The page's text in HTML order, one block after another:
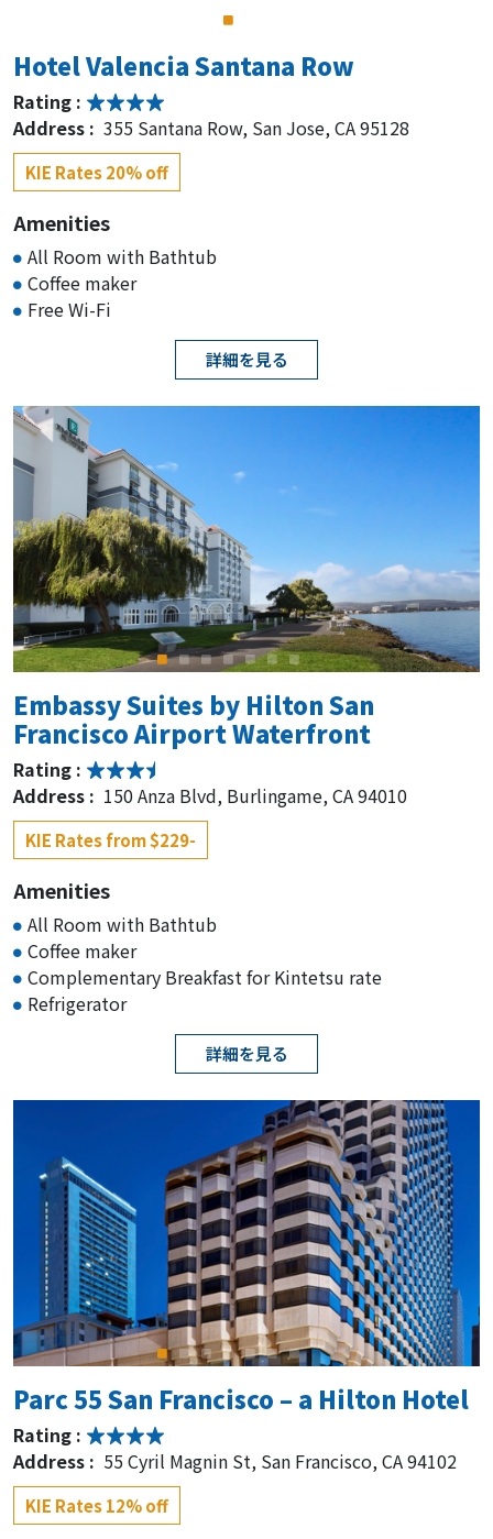
Hotel Valencia Santana Row
Rating :
Address : 355 Santana Row, San Jose, CA 95128
KIE Rates 20% off
Amenities
All Room with Bathtub
Coffee maker
Free Wi-Fi
詳細を見る
Embassy Suites by Hilton San
Francisco Airport Waterfront
Rating :
Address : 150 Anza Blvd, Burlingame, CA 94010
KIE Rates from $229-
Amenities
All Room with Bathtub
Coffee maker
Complementary Breakfast for Kintetsu rate
Refrigerator
詳細を見る
Parc 55 San Francisco – a Hilton Hotel
Rating :
Address : 55 Cyril Magnin St, San Francisco, CA 94102
KIE Rates 12% off